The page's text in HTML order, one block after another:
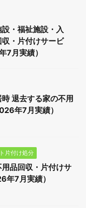
・福祉施設・入
・片付けサービ
7月実績）
退去する家の不用
年7月実績）
片付け処分
品回収・片付けサ
年7月実績）